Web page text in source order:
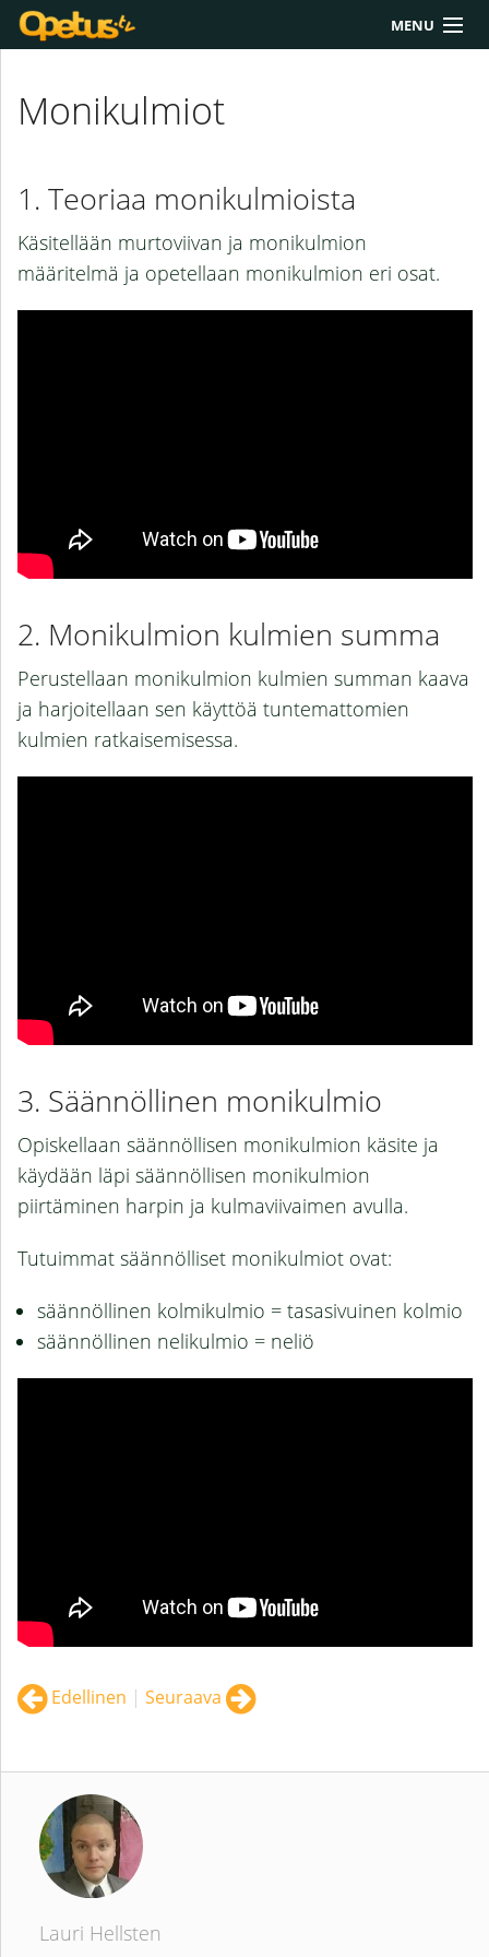
MENU
Lukio
Extrat
Chat
Monikulmiot
Teoriaa monikulmioista
Käsitellään murtoviivan ja monikulmion
määritelmä ja opetellaan monikulmion eri osat.
Monikulmion kulmien summa
Perustellaan monikulmion kulmien summan kaava
ja harjoitellaan sen käyttöä tuntemattomien
kulmien ratkaisemisessa.
Säännöllinen monikulmio
Opiskellaan säännöllisen monikulmion käsite ja
käydään läpi säännöllisen monikulmion
piirtäminen harpin ja kulmaviivaimen avulla.
Tutuimmat säännölliset monikulmiot ovat:
säännöllinen kolmikulmio = tasasivuinen kolmio
säännöllinen nelikulmio = neliö
Edellinen | Seuraava
Lauri Hellsten